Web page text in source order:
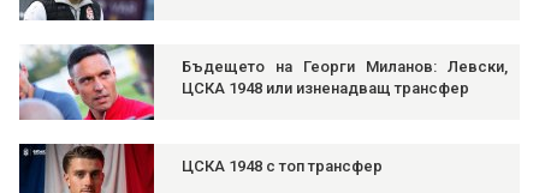
Бъдещето на Георги Миланов: Левски,
ЦСКА 1948 или изненадващ трансфер
ЦСКА 1948 с топ трансфер